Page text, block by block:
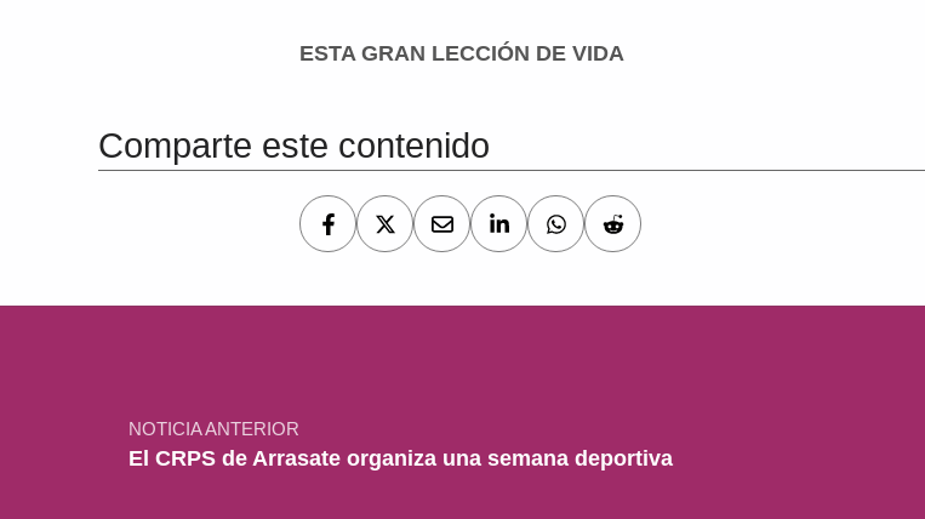
ESTA GRAN LECCIÓN DE VIDA
Comparte este contenido
NOTICIA ANTERIOR
El CRPS de Arrasate organiza una semana deportiva